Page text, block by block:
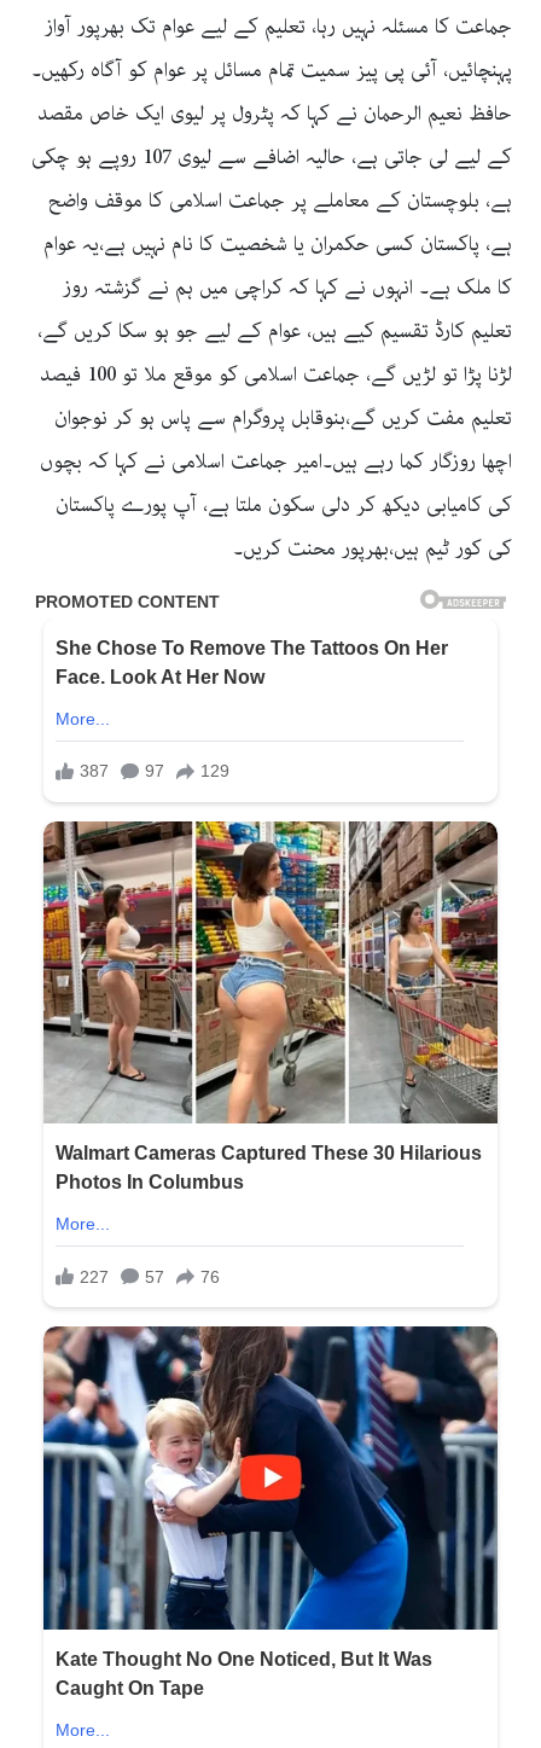
جماعت کا مسئلہ نہیں رہا، تعلیم کے لیے عوام تک بھرپور آواز
پہنچائیں، آئی پی پیز سمیت تمام مسائل پر عوام کو آگاہ رکھیں۔
حافظ نعیم الرحمان نے کہا کہ پٹرول پر لیوی ایک خاص مقصد
کے لیے لی جاتی ہے، حالیہ اضافے سے لیوی 107 روپے ہو چکی
ہے، بلوچستان کے معاملے پر جماعت اسلامی کا موقف واضح
ہے، پاکستان کسی حکمران یا شخصیت کا نام نہیں ہے،یہ عوام
کا ملک ہے۔ انہوں نے کہا کہ کراچی میں ہم نے گزشتہ روز
تعلیم کارڈ تقسیم کیے ہیں، عوام کے لیے جو ہو سکا کریں گے،
لڑنا پڑا تو لڑیں گے، جماعت اسلامی کو موقع ملا تو 100 فیصد
تعلیم مفت کریں گے،بنوقابل پروگرام سے پاس ہو کر نوجوان
اچھا روزگار کما رہے ہیں۔امیر جماعت اسلامی نے کہا کہ بچوں
کی کامیابی دیکھ کر دلی سکون ملتا ہے، آپ پورے پاکستان
کی کور ٹیم ہیں،بھرپور محنت کریں۔